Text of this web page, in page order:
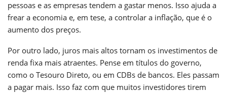
pessoas e as empresas tendem a gastar menos. Isso ajuda a
frear a economia e, em tese, a controlar a inflação, que é o
aumento dos preços.
Por outro lado, juros mais altos tornam os investimentos de
renda fixa mais atraentes. Pense em títulos do governo,
como o Tesouro Direto, ou em CDBs de bancos. Eles passam
a pagar mais. Isso faz com que muitos investidores tirem